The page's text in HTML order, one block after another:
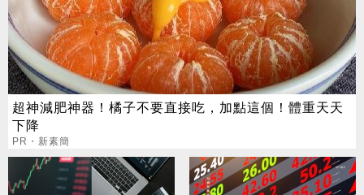
超神減肥神器！橘子不要直接吃，加點這個！體重天天
下降
PR・新素簡